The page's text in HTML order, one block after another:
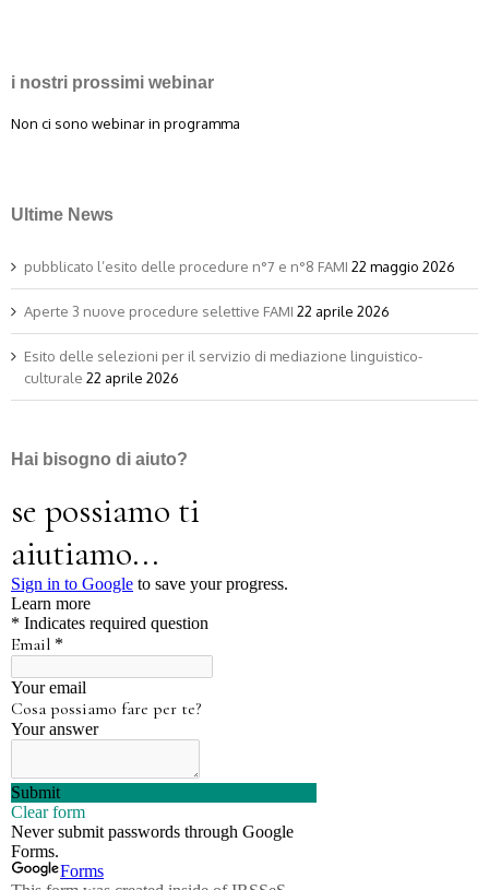
i nostri prossimi webinar
Non ci sono webinar in programma
Ultime News
pubblicato l’esito delle procedure n°7 e n°8 FAMI 22 maggio 2026
Aperte 3 nuove procedure selettive FAMI 22 aprile 2026
Esito delle selezioni per il servizio di mediazione linguistico-
culturale 22 aprile 2026
Hai bisogno di aiuto?